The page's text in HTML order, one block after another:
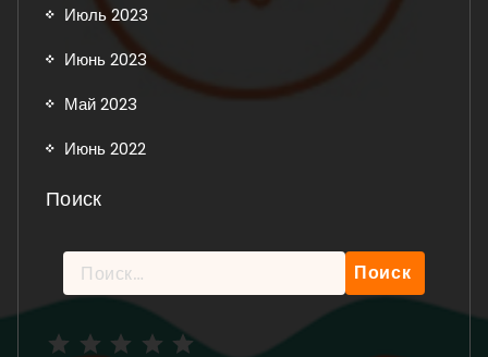
Июль 2023
Июнь 2023
Май 2023
Июнь 2022
Поиск
Найти: